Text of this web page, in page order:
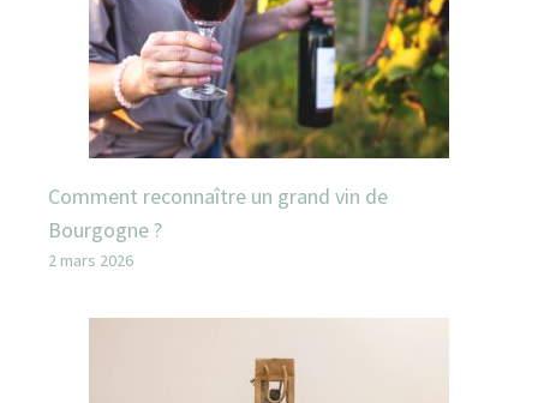
Comment reconnaître un grand vin de
Bourgogne ?
2 mars 2026